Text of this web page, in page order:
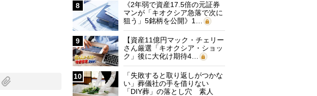
8
《2年弱で資産17.5倍の元証券
マンが「キオクシア急落で次に
狙う」5銘柄を公開》1…
9
【資産11億円マック・チェリー
さん厳選「キオクシア・ショッ
ク」後に大化け期待4…
10
「失敗すると取り返しがつかな
い」葬儀社の手を借りない
「DIY葬」の落とし穴 素人